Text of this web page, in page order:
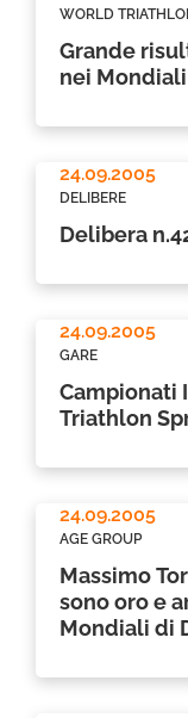
WORLD
Grande
nei
24.09.2005
DELIBERE
Delibera
24.09.2005
GARE
Campionati
Triathlon
24.09.2005
AGE GROUP
Massimo
sono oro e
Mondiali di